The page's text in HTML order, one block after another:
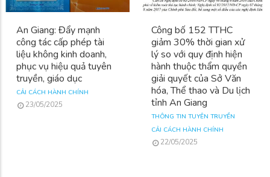
An Giang: Đẩy mạnh
công tác cấp phép tài
liệu không kinh doanh,
phục vụ hiệu quả tuyên
truyền, giáo dục
CẢI CÁCH HÀNH CHÍNH
23/05/2025
Công bố 152 TTHC
giảm 30% thời gian xử
lý so với quy định hiện
hành thuộc thẩm quyền
giải quyết của Sở Văn
hóa, Thể thao và Du lịch
tỉnh An Giang
THÔNG TIN TUYÊN TRUYỀN
CẢI CÁCH HÀNH CHÍNH
22/05/2025